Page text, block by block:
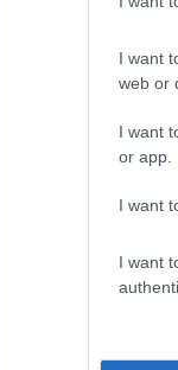
I want
web or
I want
or app.
I want
I want
spletni strani
Abonzmajčka